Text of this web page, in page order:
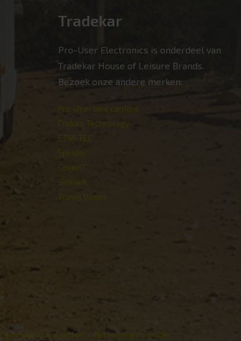
Tradekar
Pro-User Electronics is onderdeel van
Tradekar House of Leisure Brands.
Bezoek onze andere merken:
Pro-User bike carriers
Enduro Technology
ETM-TEC
CoverIT
SimPark
Travel Vision
Algemene voorwaarden Herroepingsformulier